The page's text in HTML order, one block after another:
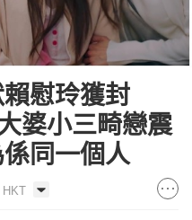
慰玲獲封
婆小三畸戀震
同一個人
HKT